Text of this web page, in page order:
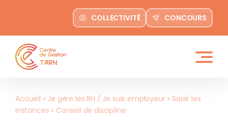
contenu
COLLECTIVITÉ CONCOURS
Accueil » Je gère les RH / Je suis employeur» Saisir les
instances » Conseil de discipline